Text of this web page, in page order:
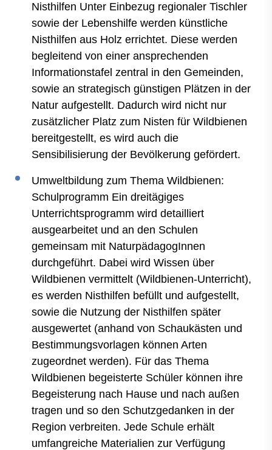
Nisthilfen Unter Einbezug regionaler Tischler
sowie der Lebenshilfe werden künstliche
Nisthilfen aus Holz errichtet. Diese werden
begleitend von einer ansprechenden
Informationstafel zentral in den Gemeinden,
sowie an strategisch günstigen Plätzen in der
Natur aufgestellt. Dadurch wird nicht nur
zusätzlicher Platz zum Nisten für Wildbienen
bereitgestellt, es wird auch die
Sensibilisierung der Bevölkerung gefördert.
Umweltbildung zum Thema Wildbienen:
Schulprogramm Ein dreitägiges
Unterrichtsprogramm wird detailliert
ausgearbeitet und an den Schulen
gemeinsam mit NaturpädagogInnen
durchgeführt. Dabei wird Wissen über
Wildbienen vermittelt (Wildbienen-Unterricht),
es werden Nisthilfen befüllt und aufgestellt,
sowie die Nutzung der Nisthilfen später
ausgewertet (anhand von Schaukästen und
Bestimmungsvorlagen können Arten
zugeordnet werden). Für das Thema
Wildbienen begeisterte Schüler können ihre
Begeisterung nach Hause und nach außen
tragen und so den Schutzgedanken in der
Region verbreiten. Jede Schule erhält
umfangreiche Materialien zur Verfügung